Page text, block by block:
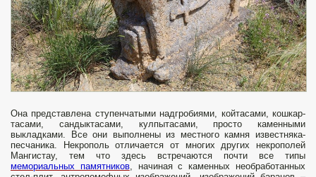
Она представлена ступенчатыми надгробиями, койтасами, кошкар-
тасами, сандыктасами, кулпытасами, просто каменными
выкладками. Все они выполнены из местного камня известняка-
песчаника. Некрополь отличается от многих других некрополей
Мангистау, тем что здесь встречаются почти все типы
мемориальных памятников, начиная с каменных необработанных